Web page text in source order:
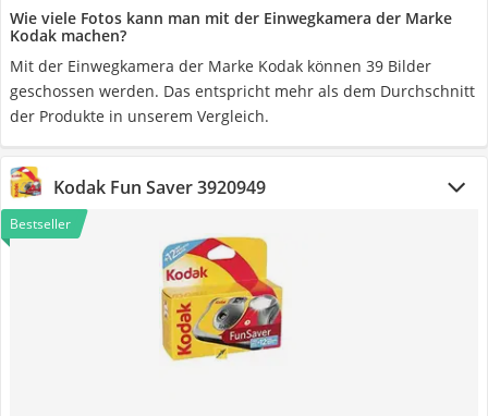
Wie viele Fotos kann man mit der Einwegkamera der Marke
Kodak machen?
Mit der Einwegkamera der Marke Kodak können 39 Bilder
geschossen werden. Das entspricht mehr als dem Durchschnitt
der Produkte in unserem Vergleich.
Kodak Fun Saver 3920949
Bestseller